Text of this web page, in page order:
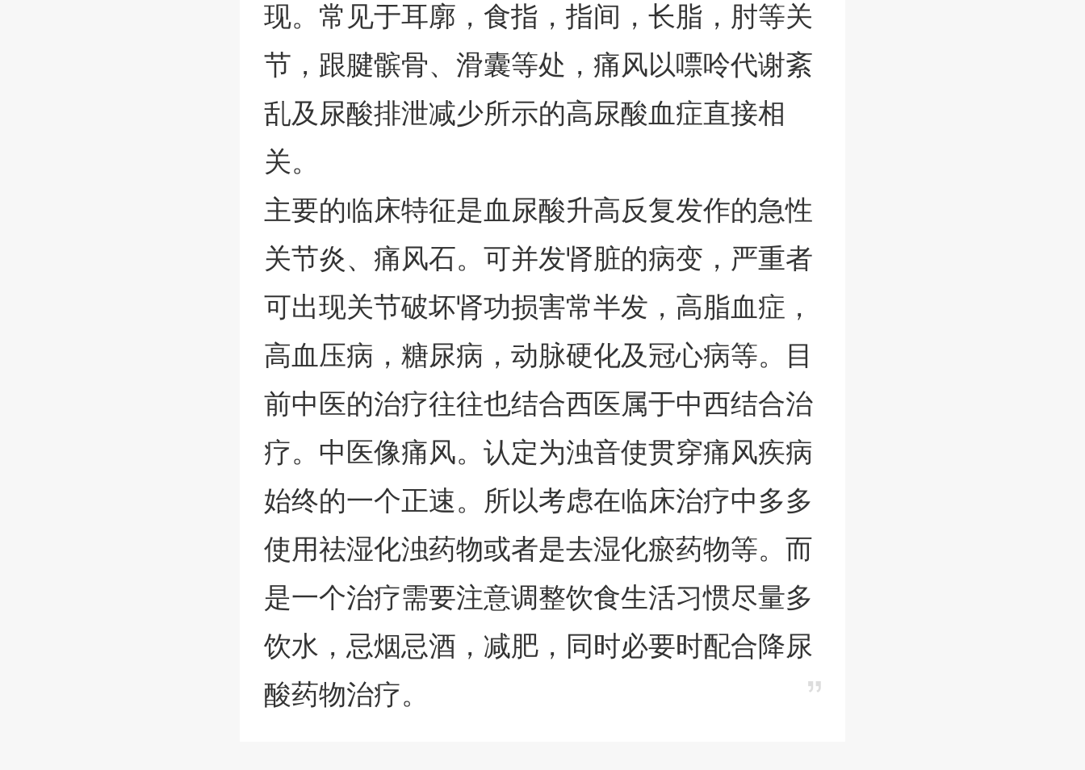
现。常见于耳廓，食指，指间，长脂，肘等关
节，跟腱髌骨、滑囊等处，痛风以嘌呤代谢紊
乱及尿酸排泄减少所示的高尿酸血症直接相
关。
主要的临床特征是血尿酸升高反复发作的急性
关节炎、痛风石。可并发肾脏的病变，严重者
可出现关节破坏肾功损害常半发，高脂血症，
高血压病，糖尿病，动脉硬化及冠心病等。目
前中医的治疗往往也结合西医属于中西结合治
疗。中医像痛风。认定为浊音使贯穿痛风疾病
始终的一个正速。所以考虑在临床治疗中多多
使用祛湿化浊药物或者是去湿化瘀药物等。而
是一个治疗需要注意调整饮食生活习惯尽量多
饮水，忌烟忌酒，减肥，同时必要时配合降尿
酸药物治疗。